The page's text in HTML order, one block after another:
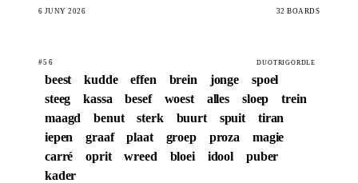
6 JUNY 2026 32 BOARDS
#56 DUOTRIGORDLE
beest kudde effen brein jonge
spoel
steeg
kassa besef woest alles sloep
trein
maagd
benut sterk buurt spuit
tiran
iepen
graaf plaat groep proza
magie
carré
oprit wreed bloei idool
puber
kader